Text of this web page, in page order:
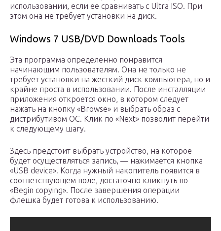
использовании, если ее сравнивать с Ultra ISO. При
этом она не требует установки на диск.
Windows 7 USB/DVD Downloads Tools
Эта программа определенно понравится
начинающим пользователям. Она не только не
требует установки на жесткий диск компьютера, но и
крайне проста в использовании. После инсталляции
приложения откроется окно, в котором следует
нажать на кнопку «Browse» и выбрать образ с
дистрибутивом ОС. Клик по «Next» позволит перейти
к следующему шагу.
Здесь предстоит выбрать устройство, на которое
будет осуществляться запись, — нажимается кнопка
«USB device». Когда нужный накопитель появится в
соответствующем поле, достаточно кликнуть по
«Begin copying». После завершения операции
флешка будет готова к использованию.